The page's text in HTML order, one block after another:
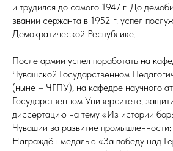
и трудился до самого 1947 г. До
звании сержанта в 1952 г. успел
Демократической Республике.
После армии успел поработать на
Чувашской Государственном
(ныне – ЧГПУ), на кафедре научного
Государственном Университете,
диссертацию на тему «Из истории
Чувашии за развитие промышленности:
Награждён медалью «За победу над